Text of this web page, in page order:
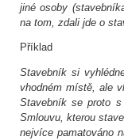
jiné osoby
na tom, zdali jde o
Příklad
Stavebník si
vhodném místě, ale
Stavebník se proto
Smlouvu, kterou
nejvíce pamatováno